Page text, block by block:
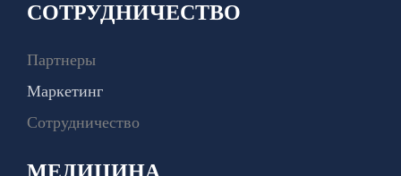
СОТРУДНИЧЕСТВО
Партнеры
Маркетинг
Сотрудничество